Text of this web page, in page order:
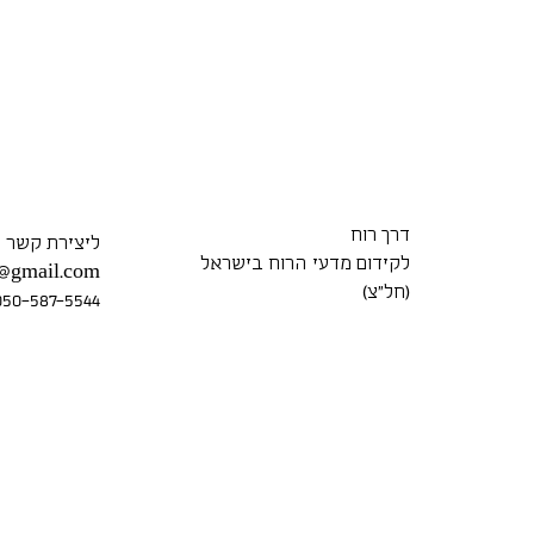
ליצירת קשר
587-5544
דרך רוח
לקידום מדעי הרוח בישראל
(חל״צ)